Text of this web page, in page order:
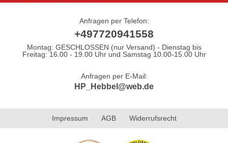
Anfragen per Telefon:
+497720941558
Montag: GESCHLOSSEN (nur Versand) - Dienstag bis
Freitag: 16.00 - 19.00 Uhr und Samstag 10.00-15.00 Uhr
Anfragen per E-Mail:
HP_Hebbel@web.de
Impressum AGB Widerrufsrecht